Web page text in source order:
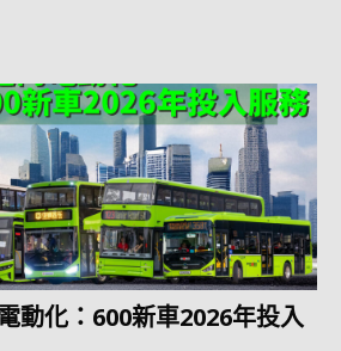
動化：600新車2026年投入